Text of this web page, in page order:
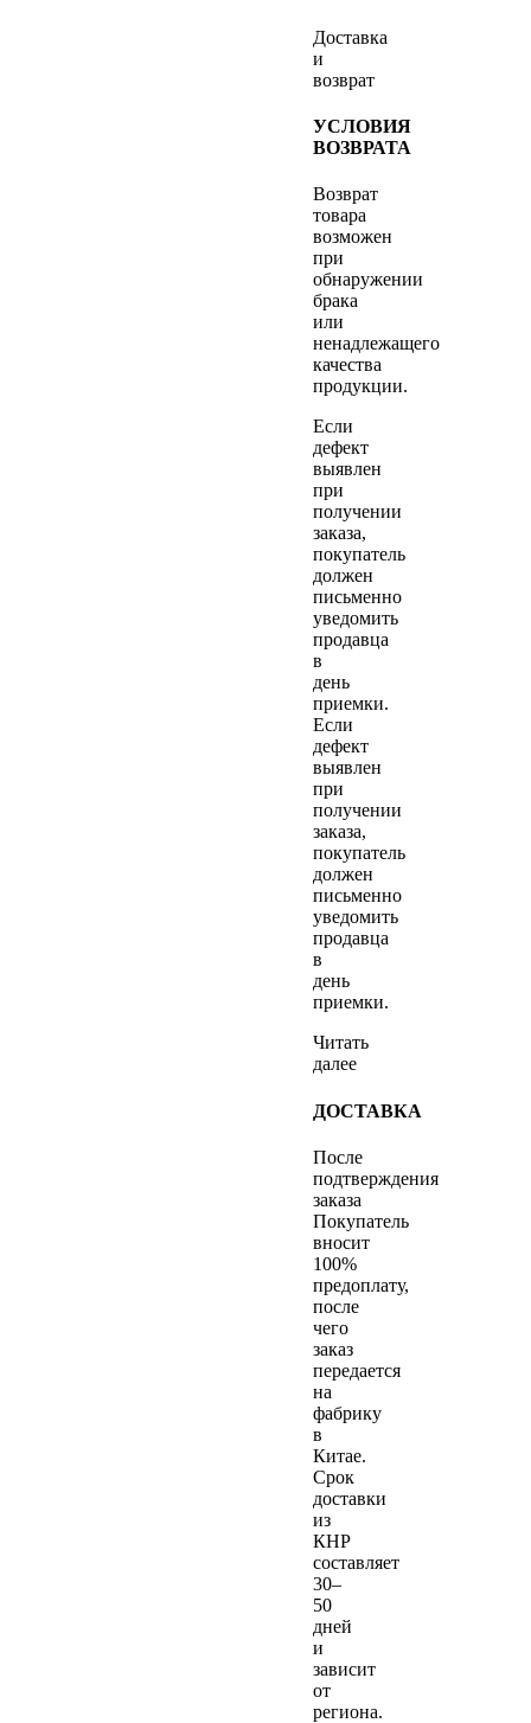
Доставка
и
возврат
УСЛОВИЯ
ВОЗВРАТА
Возврат
товара
возможен
при
обнаружении
брака
или
ненадлежащего
качества
продукции.
Если
дефект
выявлен
при
получении
заказа,
покупатель
должен
письменно
уведомить
продавца
в
день
приемки.
Если
дефект
выявлен
при
получении
заказа,
покупатель
должен
письменно
уведомить
продавца
в
день
приемки.
Читать
далее
ДОСТАВКА
После
подтверждения
заказа
Покупатель
вносит
100%
предоплату,
после
чего
заказ
передается
на
фабрику
в
Китае.
Срок
доставки
из
КНР
составляет
30–
50
дней
и
зависит
от
региона.